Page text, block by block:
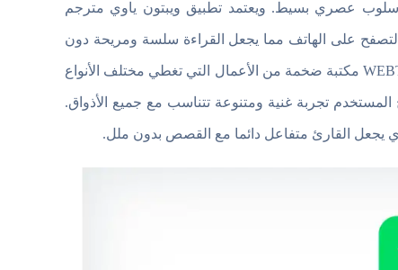
عصري بسيط. ويعتمد تطبيق ويبتون ياوي مترجم
على الهاتف مما يجعل القراءة سلسة ومريحة دون
الحاجة للتكبير أو التنقل المعقد بين الصفحات. كما يضم WEBTOON Arabic APK مكتبة ضخمة من الأعمال التي تغطي مختلف الأنواع
المستخدم تجربة غنية ومتنوعة تتناسب مع جميع الأذواق.
يجعل القارئ متفاعل دائما مع القصص بدون ملل.